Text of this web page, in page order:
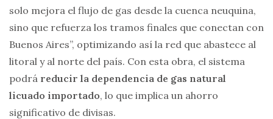
solo mejora el flujo de gas desde la cuenca neuquina,
sino que refuerza los tramos finales que conectan con
Buenos Aires”, optimizando así la red que abastece al
litoral y al norte del país. Con esta obra, el sistema
podrá reducir la dependencia de gas natural
licuado importado, lo que implica un ahorro
significativo de divisas.